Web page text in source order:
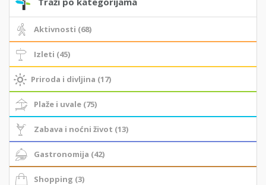
Aktivnosti (68)
Izleti (45)
Priroda i divljina (17)
Plaže i uvale (75)
Zabava i noćni život (13)
Gastronomija (42)
Shopping (3)